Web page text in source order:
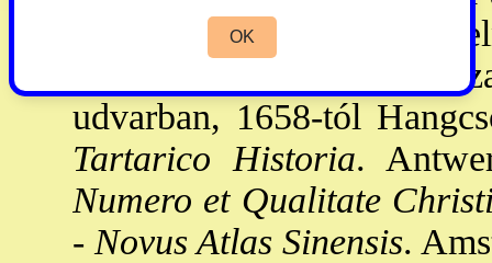
. Sándor p-tól 1656:
). 1657:
udvarban, 1658-tól
Tartarico Historia.
Numero et Qualitate
- Novus Atlas Sinensis.
OK